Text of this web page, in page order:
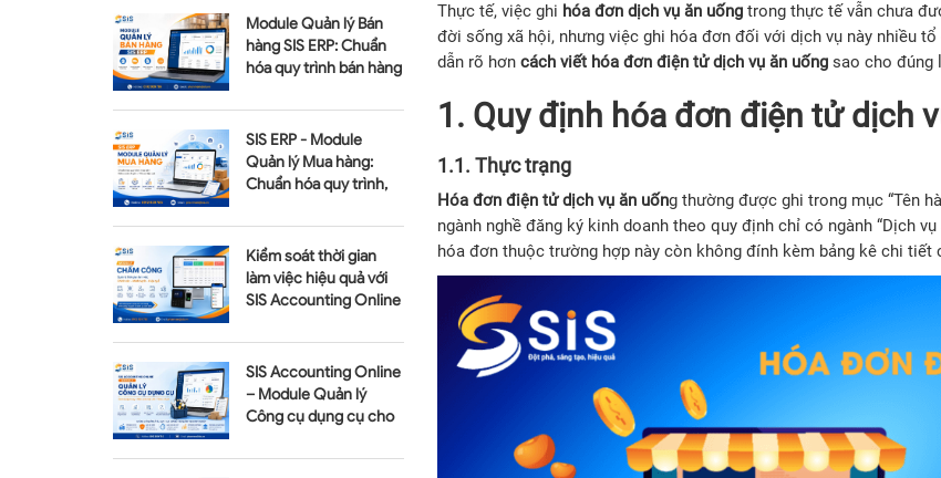
Module Quản lý Bán
hàng SIS ERP: Chuẩn
hóa quy trình bán hàng
SIS ERP - Module
Quản lý Mua hàng:
Chuẩn hóa quy trình,
Kiểm soát thời gian
làm việc hiệu quả với
SIS Accounting Online
SIS Accounting Online
– Module Quản lý
Công cụ dụng cụ cho
Thực tế, việc ghi hóa đơn dịch vụ ăn uốngtrong thực tế vẫn chưa
đời sống xã hội, nhưng việc ghi hóa đơn đối với dịch vụ này nhiều
dẫn rõ hơncách viết hóa đơn điện tử dịch vụ ăn uốngsao cho đúng
1. Quy định hóa đơn điện tử dịch
1.1. Thực trạng
Hóa đơn điện tử dịch vụ ăn uống thường được ghi trong mục “Tên
ngành nghề đăng ký kinh doanh theo quy định chỉ có ngành “Dịch
hóa đơn thuộc trường hợp này còn không đính kèm bảng kê chi tiết